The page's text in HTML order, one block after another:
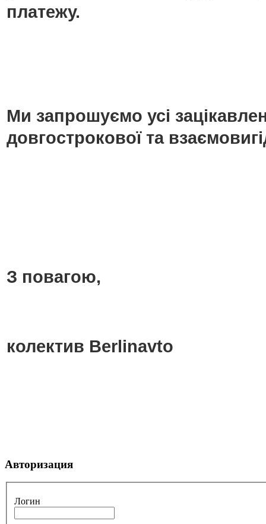
платежу.
Ми запрошуємо усі
довгострокової та
З повагою,
колектив Berlinavto
Авторизация
Логин